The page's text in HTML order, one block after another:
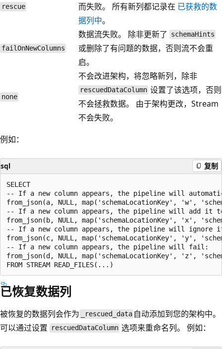
rescue
而失败。 所有新列都记录在 已获救的数
据列中。
failOnNewColumns
数据流失败。 除非更新了 schemaHints
或删除了有问题的数据，否则流不会重
启。
none
不会改进架构，将忽略新列，除非
rescuedDataColumn 设置了该选项，否则
不会拯救数据。 由于架构更改，Stream
不会失败。
例如：
sql 复制
SELECT
-- If a new column appears, the pipeline will
from_json(a, NULL, map('schemaLocationKey', 'w',
-- If a new column appears, the pipeline will add it to
from_json(b, NULL, map('schemaLocationKey', 'x',
-- If a new column appears, the pipeline will ignore
from_json(c, NULL, map('schemaLocationKey', 'y',
-- If a new column appears, the pipeline will fail:
from_json(d, NULL, map('schemaLocationKey', 'z',
已恢复数据列
被恢复的数据列会作为 _rescued_data 自动添加到您的架构中。
可以通过设置
rescuedDataColumn 选项来重命名列。 例如：